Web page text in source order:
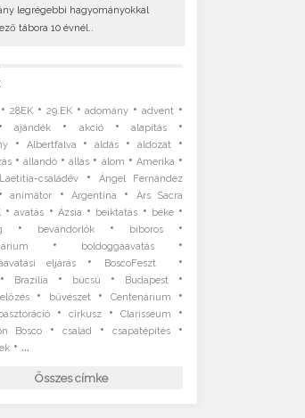
legrégebbi hagyományokkal
tábora 10 évnél..
• 28EK • 29.EK•adomány •advent •
ajándék • akció• alapítás•
• Albertfalva •áldás •áldozat •
•állandó •állás • álom • Amerika •
családév•
Ángel Fernández
animátor •Argentína •
Ars Sacra
•avatás • Ázsia • beiktatás • béke•
• bevándorlók• bíboros •
• boldoggáavatás•
eljárás • BoscoFeszt •
Brazília • búcsú • Budapest •
• bűvészet• Centenárium •
• cirkusz•Clarisseum •
Bosco• család •csapatépítés •
• ...
Összes címke